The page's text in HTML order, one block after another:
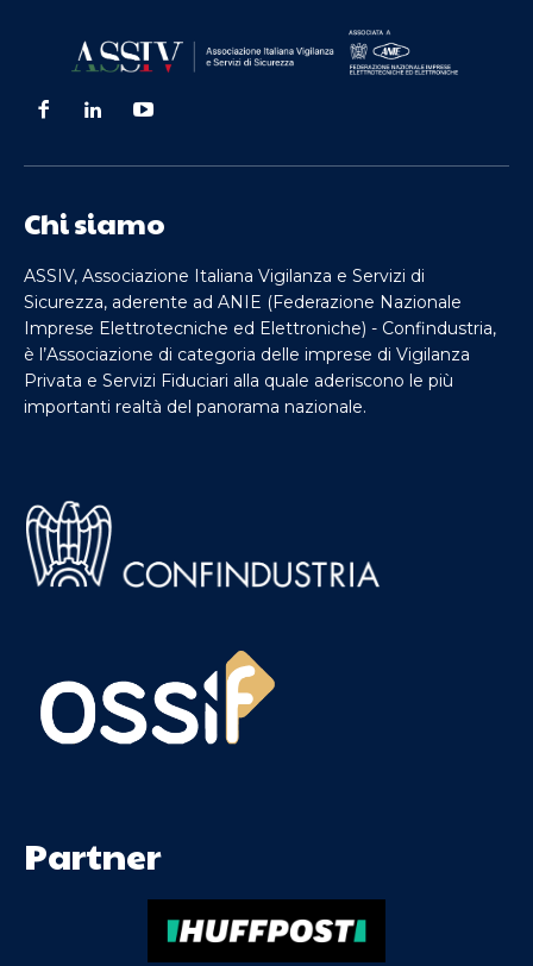
Chi siamo
ASSIV, Associazione Italiana Vigilanza e Servizi di
Sicurezza, aderente ad ANIE (Federazione Nazionale
Imprese Elettrotecniche ed Elettroniche) - Confindustria,
è l’Associazione di categoria delle imprese di Vigilanza
Privata e Servizi Fiduciari alla quale aderiscono le più
importanti realtà del panorama nazionale.
Partner